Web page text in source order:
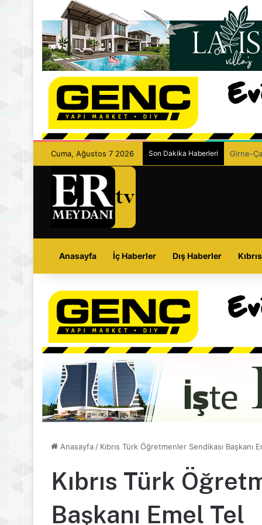
Cuma, Ağustos 7 2026 Son Dakika Haberleri Girne-
Anasayfa İç Haberler Dış Haberler Kıbrıs
Anasayfa/ Kıbrıs Türk Öğretmenler Sendikası Başkanı
Kıbrıs Türk
Başkanı Emel Tel